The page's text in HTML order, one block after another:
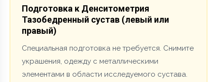
Подготовка к Денситометрия
Тазобедренный сустав (левый или
правый)
Специальная подготовка не требуется. Снимите
украшения, одежду с металлическими
элементами в области исследуемого сустава.